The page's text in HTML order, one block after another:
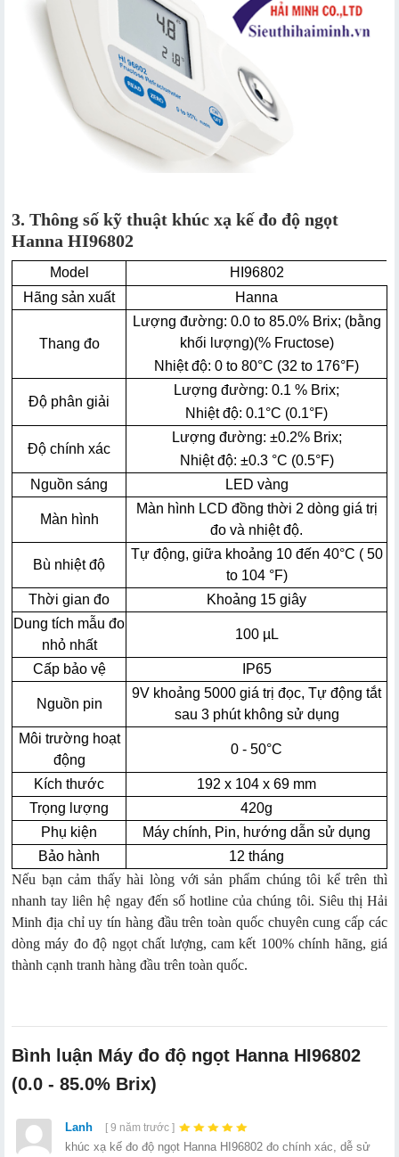
3. Thông số kỹ thuật khúc xạ kế đo độ ngọt
Hanna HI96802
Model
HI96802
Hãng sản xuất
Hanna
Thang đo
Lượng đường: 0.0 to 85.0% Brix; (bằng
khối lượng)(% Fructose)
Nhiệt độ: 0 to 80°C (32 to 176°F)
Độ phân giải
Lượng đường: 0.1 % Brix;
Nhiệt độ: 0.1°C (0.1°F)
Độ chính xác
Lượng đường: ±0.2% Brix;
Nhiệt độ: ±0.3 °C (0.5°F)
Nguồn sáng
LED vàng
Màn hình
Màn hình LCD đồng thời 2 dòng giá trị
đo và nhiệt độ.
Bù nhiệt độ
Tự động, giữa khoảng 10 đến 40°C ( 50
to 104 °F)
Thời gian đo
Khoảng 15 giây
Dung tích mẫu đo
nhỏ nhất
100 µL
Cấp bảo vệ IP65
Nguồn pin
9V khoảng 5000 giá trị đọc, Tự động tắt
sau 3 phút không sử dụng
Môi trường hoạt
động
0 - 50°C
Kích thước
192 x 104 x 69 mm
Trọng lượng
420g
Phụ kiện
Máy chính, Pin, hướng dẫn sử dụng
Bảo hành
12 tháng
Nếu bạn cảm thấy hài lòng với sản phẩm chúng tôi kể trên thì
nhanh tay liên hệ ngay đến số hotline của chúng tôi. Siêu thị Hải
Minh địa chỉ uy tín hàng đầu trên toàn quốc chuyên cung cấp các
dòng máy đo độ ngọt chất lượng, cam kết 100% chính hãng, giá
thành cạnh tranh hàng đầu trên toàn quốc.
Bình luận Máy đo độ ngọt Hanna HI96802
(0.0 - 85.0% Brix)
Lanh [ 9 năm trước ]
khúc xạ kế đo độ ngọt Hanna HI96802 đo chính xác, dễ sử